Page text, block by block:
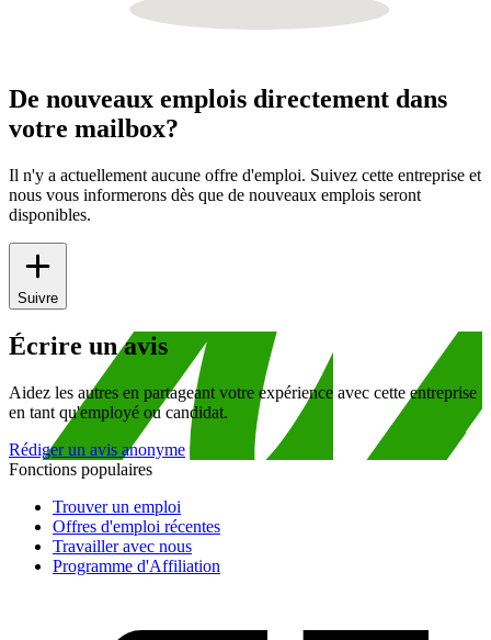
De nouveaux emplois directement dans
votre mailbox?
Il n'y a actuellement aucune offre d'emploi. Suivez cette entreprise et
nous vous informerons dès que de nouveaux emplois seront
disponibles.
Suivre
Écrire un avis
Aidez les autres en partageant votre expérience avec cette entreprise
en tant qu'employé ou candidat.
Rédiger un avis anonyme
Fonctions populaires
Trouver un emploi
Offres d'emploi récentes
Travailler avec nous
Programme d'Affiliation